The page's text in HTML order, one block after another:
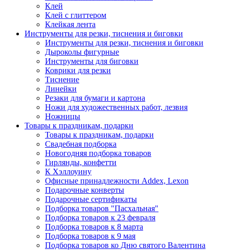
Клей
Клей с глиттером
Клейкая лента
Инструменты для резки, тиснения и биговки
Инструменты для резки, тиснения и биговки
Дыроколы фигурные
Инструменты для биговки
Коврики для резки
Тиснение
Линейки
Резаки для бумаги и картона
Ножи для художественных работ, лезвия
Ножницы
Товары к праздникам, подарки
Товары к праздникам, подарки
Свадебная подборка
Новогодняя подборка товаров
Гирлянды, конфетти
К Хэллоуину
Офисные принадлежности Addex, Lexon
Подарочные конверты
Подарочные сертификаты
Подборка товаров "Пасхальная"
Подборка товаров к 23 февраля
Подборка товаров к 8 марта
Подборка товаров к 9 мая
Подборка товаров ко Дню святого Валентина